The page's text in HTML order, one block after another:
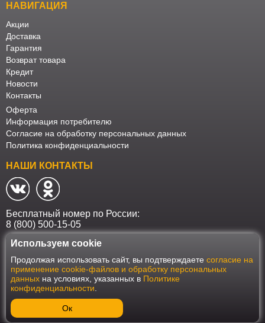
НАВИГАЦИЯ
Акции
Доставка
Гарантия
Возврат товара
Кредит
Новости
Контакты
Оферта
Информация потребителю
Согласие на обработку персональных данных
Политика конфиденциальности
НАШИ КОНТАКТЫ
Бесплатный номер по России:
8 (800) 500-15-05
Наш интернет-магазин работает в соответствии с требованиями
Федерального закона от 27 июля 2006 года №152-ФЗ "О персональных
данных". Оформить заказ на сайте Мебеласка возможно только при
наличии согласия на обработку Ваших персональных данных. Для
улучшения работы сайта и его взаимодействия с пользователями мы
используем файлы cookie. Продолжая пользоваться сайтом, вы
соглашаетесь с использованием cookie.
Используем cookie
Продолжая использовать сайт, вы подтверждаете согласие на
применение cookie-файлов и обработку персональных
данных на условиях, указанных в Политике
конфиденциальности
Ок